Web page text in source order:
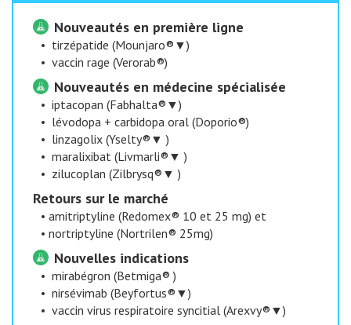
Nouveautés en première ligne
• tirzépatide (Mounjaro®▼)
• vaccin rage (Verorab®)
Nouveautés en médecine spécialisée
• iptacopan (Fabhalta®▼)
• lévodopa + carbidopa oral (Doporio®)
• linzagolix (Yselty®▼ )
• maralixibat (Livmarli®▼ )
• zilucoplan (Zilbrysq®▼ )
​Retours sur le marché
• amitriptyline (Redomex® 10 et 25 mg) et
• nortriptyline (Nortrilen® 25mg)
Nouvelles indications
• mirabégron (Betmiga® )
• nirsévimab (Beyfortus®▼)
• vaccin virus respiratoire syncitial (Arexvy®▼)